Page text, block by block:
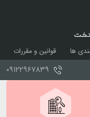
ها
قوانین و مقررات
۰۹۱۲۲۹۶۷۸۳۹